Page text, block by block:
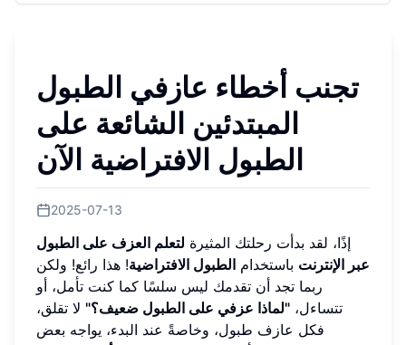
تجنب أخطاء عازفي الطبول
المبتدئين الشائعة على
الطبول الافتراضية الآن
2025-07-13
إذًا، لقد بدأت رحلتك المثيرة لتعلم العزف على الطبول
عبر الإنترنت باستخدام الطبول الافتراضية! هذا رائع! ولكن
ربما تجد أن تقدمك ليس سلسًا كما كنت تأمل، أو
تتساءل، "لماذا عزفي على الطبول ضعيف؟" لا تقلق،
فكل عازف طبول، وخاصةً عند البدء، يواجه بعض